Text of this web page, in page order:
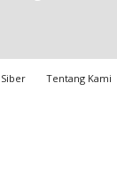
Tentang Kami